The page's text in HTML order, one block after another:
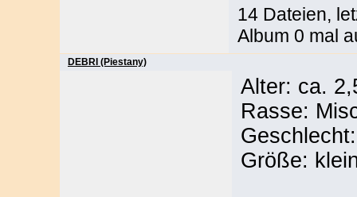
14 Dateien,
Album 0 mal
DEBRI (Piestany)
Alter: ca.
Rasse:
Größe: